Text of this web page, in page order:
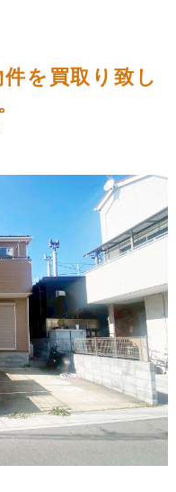
を買取り致し